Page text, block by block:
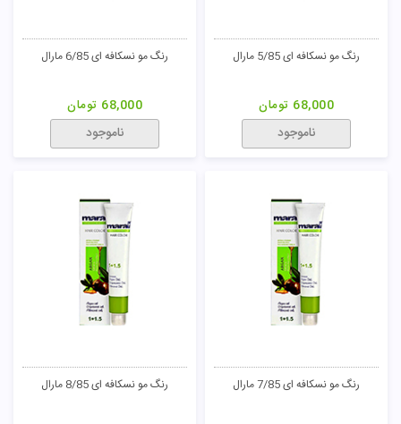
رنگ مو نسکافه ای 5/85 مارال
68,000 تومان
ناموجود
رنگ مو نسکافه ای 6/85 مارال
68,000 تومان
ناموجود
رنگ مو نسکافه ای 7/85 مارال رنگ مو نسکافه ای 8/85 مارال